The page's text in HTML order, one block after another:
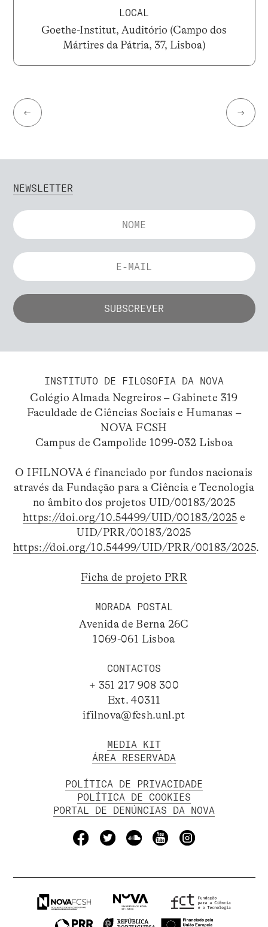
LOCAL
Goethe-Institut, Auditório (Campo dos
Mártires da Pátria, 37, Lisboa)
← →
NEWSLETTER
INSTITUTO DE FILOSOFIA DA NOVA
Colégio Almada Negreiros – Gabinete 319
Faculdade de Ciências Sociais e Humanas –
NOVA FCSH
Campus de Campolide 1099-032 Lisboa
O IFILNOVA é financiado por fundos nacionais
através da Fundação para a Ciência e Tecnologia
no âmbito dos projetos UID/00183/2025
https://doi.org/10.54499/UID/00183/2025 e
UID/PRR/00183/2025
https://doi.org/10.54499/UID/PRR/00183/2025.
Ficha de projeto PRR
MORADA POSTAL
Avenida de Berna 26C
1069-061 Lisboa
CONTACTOS
+ 351 217 908 300
Ext. 40311
ifilnova@fcsh.unl.pt
MEDIA KIT
ÁREA RESERVADA
POLÍTICA DE PRIVACIDADE
POLÍTICA DE COOKIES
PORTAL DE DENÚNCIAS DA NOVA